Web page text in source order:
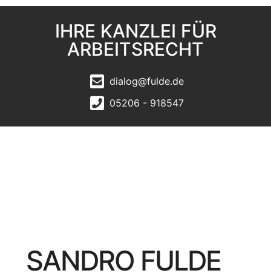
IHRE KANZLEI FÜR
ARBEITSRECHT
dialog@fulde.de
05206 - 918547
SANDRO FULDE